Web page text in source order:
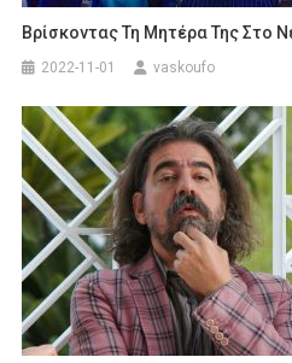
Βρίσκοντας Τη Μητέρα Της Στο
2022-11-01 vaskoufo